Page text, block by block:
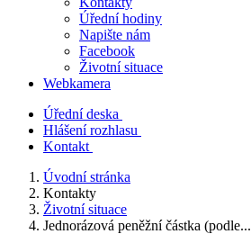
Úřední hodiny
Napište nám
Facebook
Životní situace
Webkamera
Úřední deska
Hlášení rozhlasu
Kontakt
Úvodní stránka
Kontakty
Životní situace
Jednorázová peněžní částka (podle...